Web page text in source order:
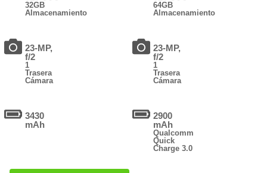
32GB
Almacenamiento
23-MP,
f/2
1
Trasera
Cámara
3430
mAh
64GB
Almacenamiento
23-MP,
f/2
1
Trasera
Cámara
2900
mAh
Qualcomm
Quick
Charge 3.0